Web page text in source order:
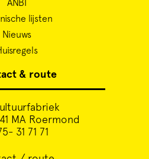
ANBI
lijsten
Nieuws
& route
MA Roermond
31 71 71